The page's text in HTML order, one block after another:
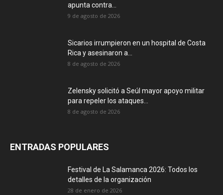
apunta contra...
9 de agosto de 2026
Sicarios irrumpieron en un hospital de Costa
Rica y asesinaron a...
8 de agosto de 2026
Zelensky solicitó a Seúl mayor apoyo militar
para repeler los ataques...
8 de agosto de 2026
ENTRADAS POPULARES
Festival de La Salamanca 2026: Todos los
detalles de la organización
28 de enero de 2026